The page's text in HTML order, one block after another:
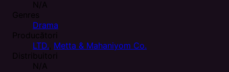
N/A
Genres
Drama
Producători
LTD. Metta & Mahaniyom Co.
Distribuitori
N/A